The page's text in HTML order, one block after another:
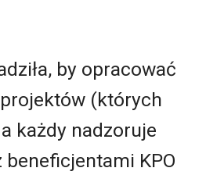
by opracować
(których
każdy nadzoruje
KPO